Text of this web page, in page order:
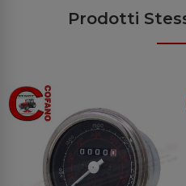
Prodotti